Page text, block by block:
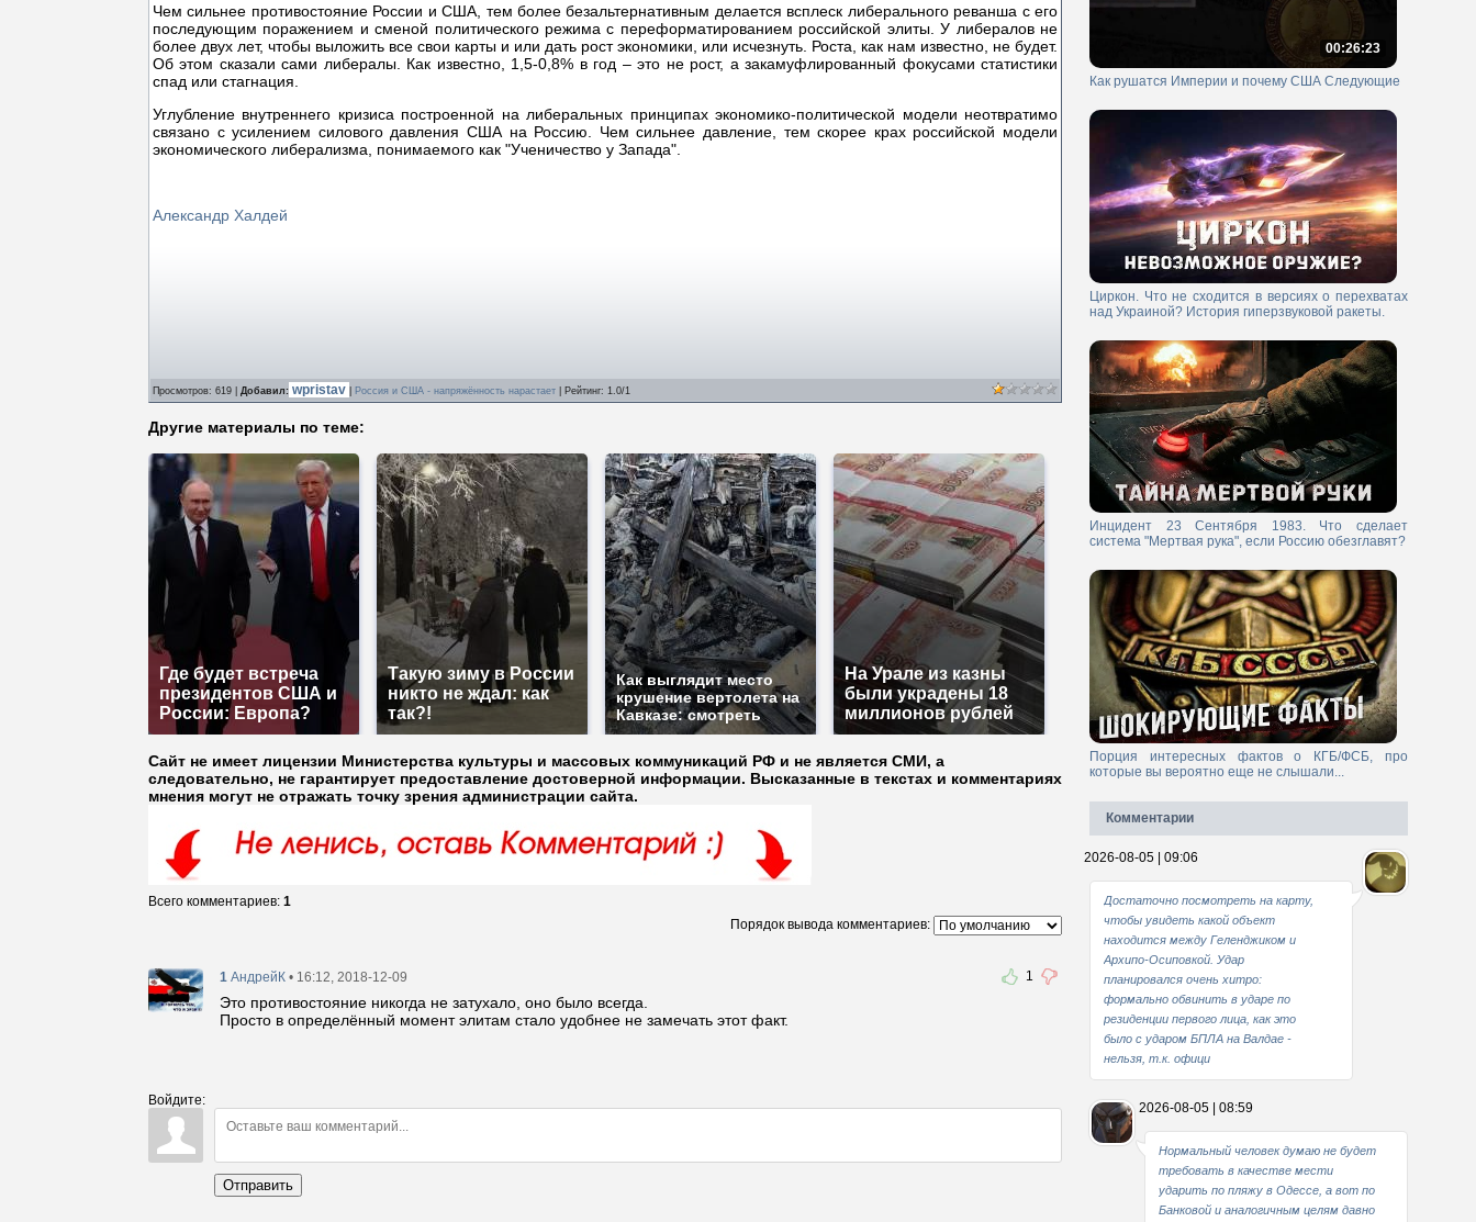
Чем сильнее противостояние России и США, тем более безальтернативным делается всплеск либерального реванша с его
последующим поражением и сменой политического режима с переформатированием российской элиты. У либералов не
более двух лет, чтобы выложить все свои карты и или дать рост экономики, или исчезнуть. Роста, как нам известно, не будет.
Об этом сказали сами либералы. Как известно, 1,5-0,8% в год – это не рост, а закамуфлированный фокусами статистики
спад или стагнация.
Углубление внутреннего кризиса построенной на либеральных принципах экономико-политической модели неотвратимо
связано с усилением силового давления США на Россию. Чем сильнее давление, тем скорее крах российской модели
экономического либерализма, понимаемого как "Ученичество у Запада".
Александр Халдей
Просмотров: 619 | Добавил: wpristav Россия и США - напряжённость нарастает Рейтинг: 1.0/1
Другие материалы по теме:
Где будет встреча
президентов США и
России: Европа?
Такую зиму в России
никто не ждал: как
так?!
Как выглядит место
крушение вертолета на
Кавказе: смотреть
На Урале из казны
были украдены 18
миллионов рублей
Сайт не имеет лицензии Министерства культуры и массовых коммуникаций РФ и не является СМИ, а
следовательно, не гарантирует предоставление достоверной информации. Высказанные в текстах и комментариях
мнения могут не отражать точку зрения администрации сайта.
Всего комментариев: 1
Порядок вывода комментариев:
1
1 АндрейК • 16:12, 2018-12-09
Это противостояние никогда не затухало, оно было всегда.
Просто в определённый момент элитам стало удобнее не замечать этот факт.
Войдите:
Отправить
00:26:23
Как рушатся Империи и почему США Следующие
Циркон. Что не сходится в версиях о перехватах
над Украиной? История гиперзвуковой ракеты.
Инцидент 23 Сентября 1983. Что сделает
система "Мертвая рука", если Россию обезглавят?
Порция интересных фактов о КГБ/ФСБ, про
которые вы вероятно еще не слышали...
Комментарии
2026-08-05 | 09:06
Достаточно посмотреть на карту,
чтобы увидеть какой объект
находится между Геленджиком и
Архипо-Осиповкой. Удар
планировался очень хитро:
формально обвинить в ударе по
резиденции первого лица, как это
было с ударом БПЛА на Валдае -
нельзя, т.к. офици
2026-08-05 | 08:59
Нормальный человек думаю не будет
требовать в качестве мести
ударить по пляжу в Одессе, а вот по
Банковой и аналогичным целям давно